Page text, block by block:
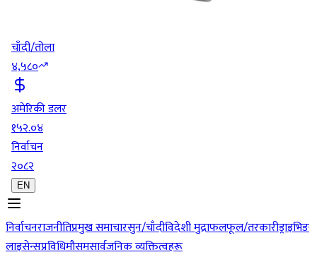
चाँदी/तोला
४,५८०
अमेरिकी डलर
१५२.०४
निर्वाचन
२०८२
EN
निर्वाचनराजनीतिप्रमुख समाचारसुन/चाँदीविदेशी मुद्राफलफूल/तरकारीड्राइभिङ
लाइसेन्सप्रविधिमौसमसार्वजनिक व्यक्तित्वहरू